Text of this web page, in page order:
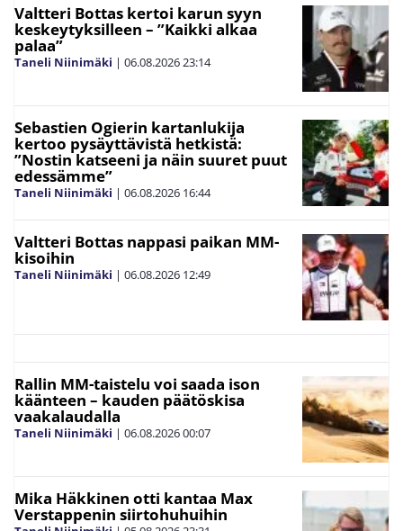
Valtteri Bottas kertoi karun syyn
keskeytyksilleen – ”Kaikki alkaa
palaa”
Taneli Niinimäki | 06.08.202623:14
Sebastien Ogierin kartanlukija
kertoo pysäyttävistä hetkistä:
”Nostin katseeni ja näin suuret puut
edessämme”
Taneli Niinimäki | 06.08.2026 16:44
Valtteri Bottas nappasi paikan MM-
kisoihin
Taneli Niinimäki | 06.08.2026 12:49
Rallin MM-taistelu voi saada ison
käänteen – kauden päätöskisa
vaakalaudalla
Taneli Niinimäki | 06.08.202600:07
Mika Häkkinen otti kantaa Max
Verstappenin siirtohuhuihin